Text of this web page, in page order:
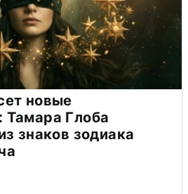
новые
Тамара Глоба
знаков зодиака